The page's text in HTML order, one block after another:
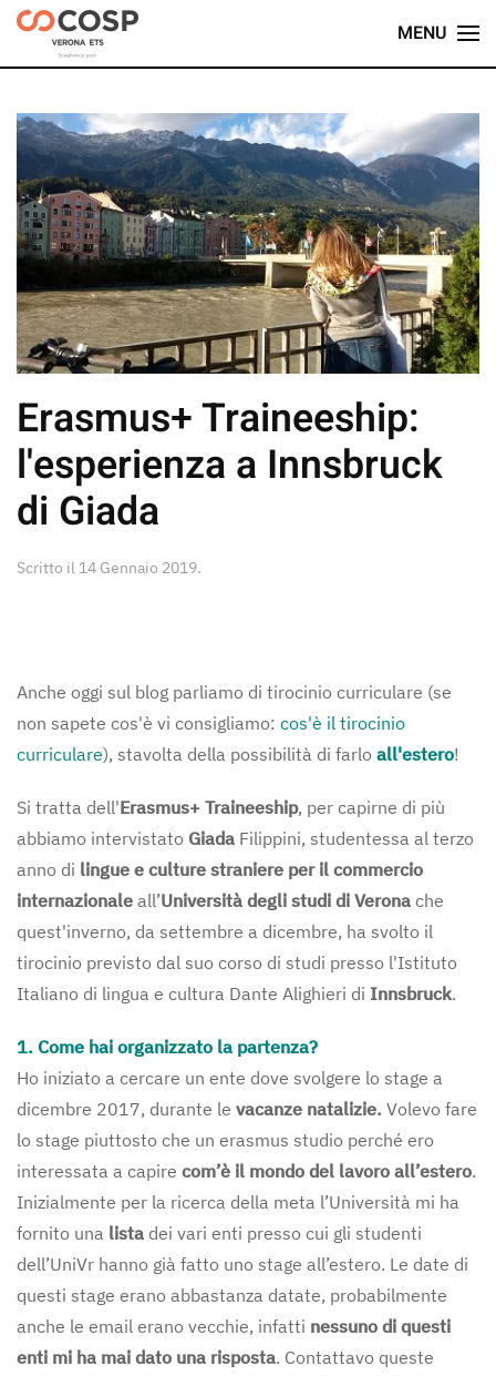
Skip
main
content
MENU
Erasmus+ Traineeship:
l'esperienza a Innsbruck
di Giada
Scritto il 14 Gennaio 2019.
Anche oggi sul blog parliamo di tirocinio curriculare (se
non sapete cos'è vi consigliamo: cos'è il tirocinio
curriculare), stavolta della possibilità di farlo all'estero!
Si tratta dell'Erasmus+ Traineeship, per capirne di più
abbiamo intervistato Giada Filippini, studentessa al terzo
anno di lingue e culture straniere per il commercio
internazionale all’Università degli studi di Verona che
quest'inverno, da settembre a dicembre, ha svolto il
tirocinio previsto dal suo corso di studi presso l'Istituto
Italiano di lingua e cultura Dante Alighieri di Innsbruck.
1. Come hai organizzato la partenza?
Ho iniziato a cercare un ente dove svolgere lo stage a
dicembre 2017, durante le vacanze natalizie. Volevo fare
lo stage piuttosto che un erasmus studio perché ero
interessata a capire com’è il mondo del lavoro all’estero.
Inizialmente per la ricerca della meta l’Università mi ha
fornito una lista dei vari enti presso cui gli studenti
dell’UniVr hanno già fatto uno stage all’estero. Le date di
questi stage erano abbastanza datate, probabilmente
anche le email erano vecchie, infatti nessuno di questi
enti mi ha mai dato una risposta. Contattavo queste